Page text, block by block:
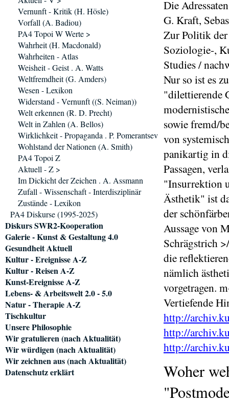
Die
G. Kraft,
Zur Politik der
Soziologie-,
Studies /
Nur so ist es
"dilettierende
sowie fremd/
von
panikartig in
Passagen,
"Insurrektion
Ästhetik" ist
der
Aussage von
Schrägstrich
die
nämlich
vorgetragen.
Vertiefende
http://
http://
http://
Woher
Vernunft - Kritik (H. Hösle)
Vorfall (A. Badiou)
PA4 Topoi W Werte >
Wahrheit (H. Macdonald)
Wahrheiten - Atlas
Weisheit - Geist . A. Watts
Weltfremdheit (G. Amders)
Wesen - Lexikon
Widerstand - Vernunft ((S. Neiman))
Welt erkennen (R. D. Precht)
Welt in Zahlen (A. Bellos)
Wirklichkeit - Propaganda . P. Pomerantsev
Wohlstand der Nationen (A. Smith)
PA4 Topoi Z
Aktuell - Z >
Im Dickicht der Zeichen . A. Assmann
Zufall - Wissenschaft - Interdisziplinär
Zustände - Lexikon
PA4 Diskurse (1995-2025)
Diskurs SWR2-Kooperation
Galerie - Kunst & Gestaltung 4.0
Gesundheit Aktuell
Kultur - Ereignisse A-Z
Kultur - Reisen A-Z
Kunst-Ereignisse A-Z
Lebens- & Arbeitswelt 2.0 - 5.0
Natur - Therapie A-Z
Tischkultur
Unsere Philosophie
Wir gratulieren (nach Aktualität)
Wir würdigen (nach Aktualität)
Wir zeichnen aus (nach Aktualität)
Datenschutz erklärt